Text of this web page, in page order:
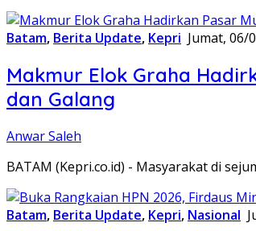
Batam, Berita Update, Kepri Jumat, 06/
Makmur Elok Graha
dan Galang
Anwar Saleh
BATAM (Kepri.co.id) - Masyarakat di
Batam, Berita Update, Kepri, Nasional